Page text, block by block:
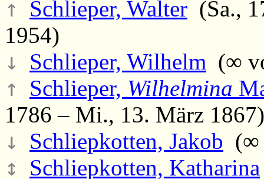
↑ Schlieper, Walter (Sa.,
1954)
↓ Schlieper, Wilhelm (∞
↑ Schlieper, Wilhelmina
1786 – Mi., 13. März 1867)
↓ Schliepkotten, Jakob (∞
↕ Schliepkotten, Katharina